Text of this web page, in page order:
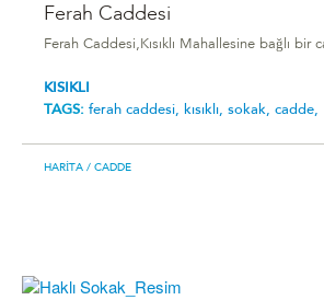
Ferah Caddesi
Ferah Caddesi,Kısıklı Mahallesine bağlı bir
KISIKLI
TAGS: ferah caddesi, kısıklı, sokak, cadde,
HARITA / CADDE